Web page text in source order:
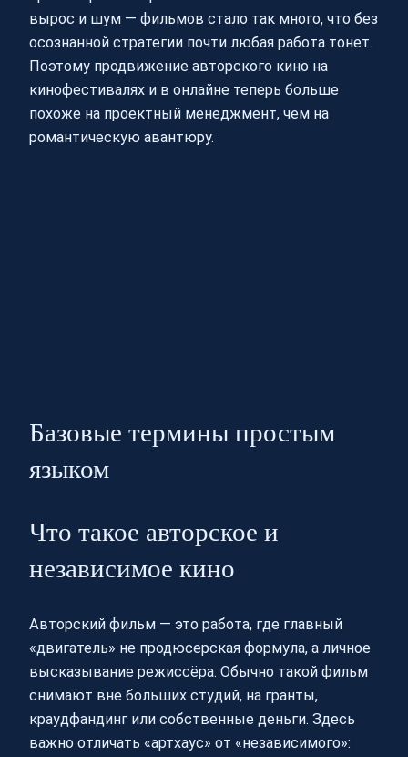
вырос и шум — фильмов стало так много, что без
осознанной стратегии почти любая работа тонет.
Поэтому продвижение авторского кино на
кинофестивалях и в онлайне теперь больше
похоже на проектный менеджмент, чем на
романтическую авантюру.
Базовые термины простым
языком
Что такое авторское и
независимое кино
Авторский фильм — это работа, где главный
«двигатель» не продюсерская формула, а личное
высказывание режиссёра. Обычно такой фильм
снимают вне больших студий, на гранты,
краудфандинг или собственные деньги. Здесь
важно отличать «артхаус» от «независимого»: